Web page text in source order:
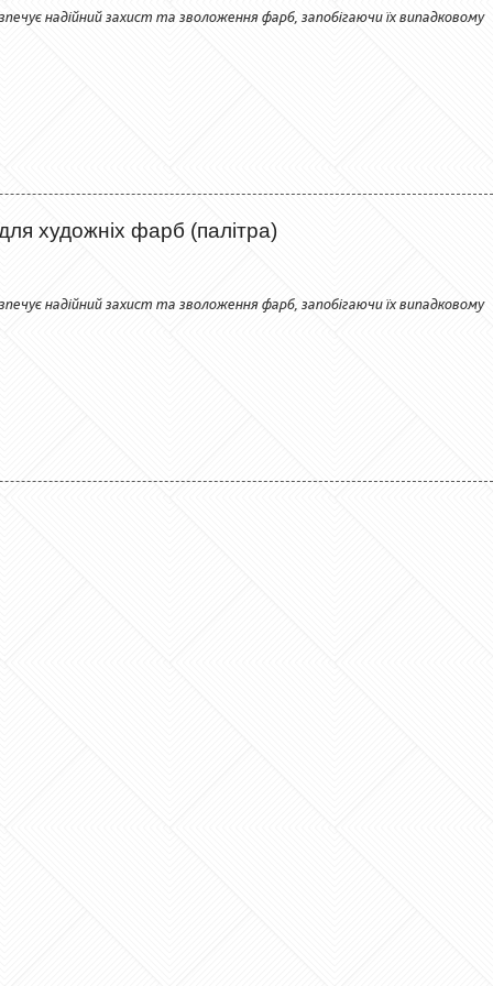
надійний захист та зволоження фарб, запобігаючи їх випадковому
художніх фарб (палітра)
надійний захист та зволоження фарб, запобігаючи їх випадковому